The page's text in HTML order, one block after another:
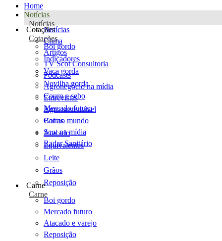
Home
Notícias
Notícias
Notícias
Clima
Artigos
TV Scot Consultoria
Podcasts
Agronegócio na mídia
Entrevistas
Agro sustentável
Cartas
Scot na mídia
Radar Sanitário
Cotações
Cotações
Boi gordo
Indicadores
Vaca gorda
Novilha gorda
Couro e sebo
Mercado futuro
Boi no mundo
Atacado
Equivalentes
Leite
Grãos
Reposição
Carne
Carne
Boi gordo
Mercado futuro
Atacado e varejo
Reposição